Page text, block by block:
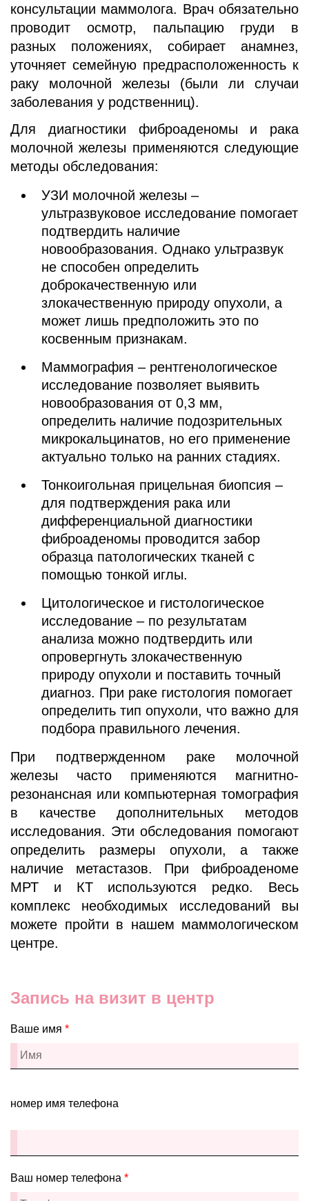
консультации маммолога. Врач обязательно
проводит осмотр, пальпацию груди в
разных положениях, собирает анамнез,
уточняет семейную предрасположенность к
раку молочной железы (были ли случаи
заболевания у родственниц).
Для диагностики фиброаденомы и рака
молочной железы применяются следующие
методы обследования:
УЗИ молочной железы –
ультразвуковое исследование помогает
подтвердить наличие
новообразования. Однако ультразвук
не способен определить
доброкачественную или
злокачественную природу опухоли, а
может лишь предположить это по
косвенным признакам.
Маммография – рентгенологическое
исследование позволяет выявить
новообразования от 0,3 мм,
определить наличие подозрительных
микрокальцинатов, но его применение
актуально только на ранних стадиях.
Тонкоигольная прицельная биопсия –
для подтверждения рака или
дифференциальной диагностики
фиброаденомы проводится забор
образца патологических тканей с
помощью тонкой иглы.
Цитологическое и гистологическое
исследование – по результатам
анализа можно подтвердить или
опровергнуть злокачественную
природу опухоли и поставить точный
диагноз. При раке гистология помогает
определить тип опухоли, что важно для
подбора правильного лечения.
При подтвержденном раке молочной
железы часто применяются магнитно-
резонансная или компьютерная томография
в качестве дополнительных методов
исследования. Эти обследования помогают
определить размеры опухоли, а также
наличие метастазов. При фиброаденоме
МРТ и КТ используются редко. Весь
комплекс необходимых исследований вы
можете пройти в нашем маммологическом
центре.
Запись на визит в центр
Ваше имя *
номер имя телефона
Ваш номер телефона *